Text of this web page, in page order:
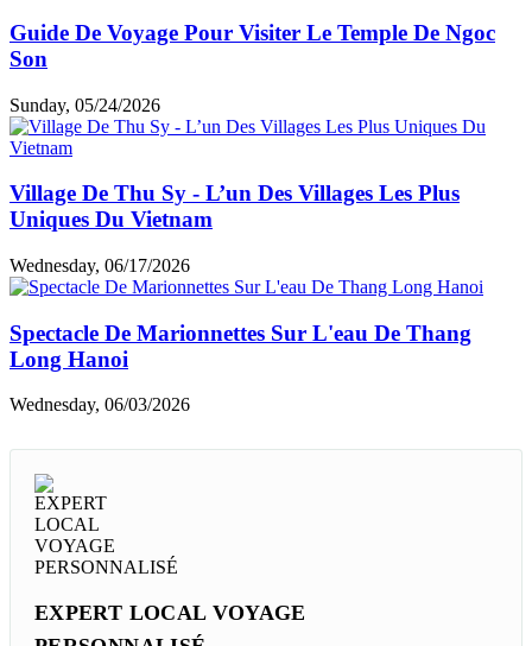
Guide De Voyage Pour Visiter Le Temple De Ngoc
Son
Sunday, 05/24/2026
Village De Thu Sy - L’un Des Villages Les Plus
Uniques Du Vietnam
Wednesday, 06/17/2026
Spectacle De Marionnettes Sur L'eau De Thang
Long Hanoi
Wednesday, 06/03/2026
EXPERT LOCAL VOYAGE